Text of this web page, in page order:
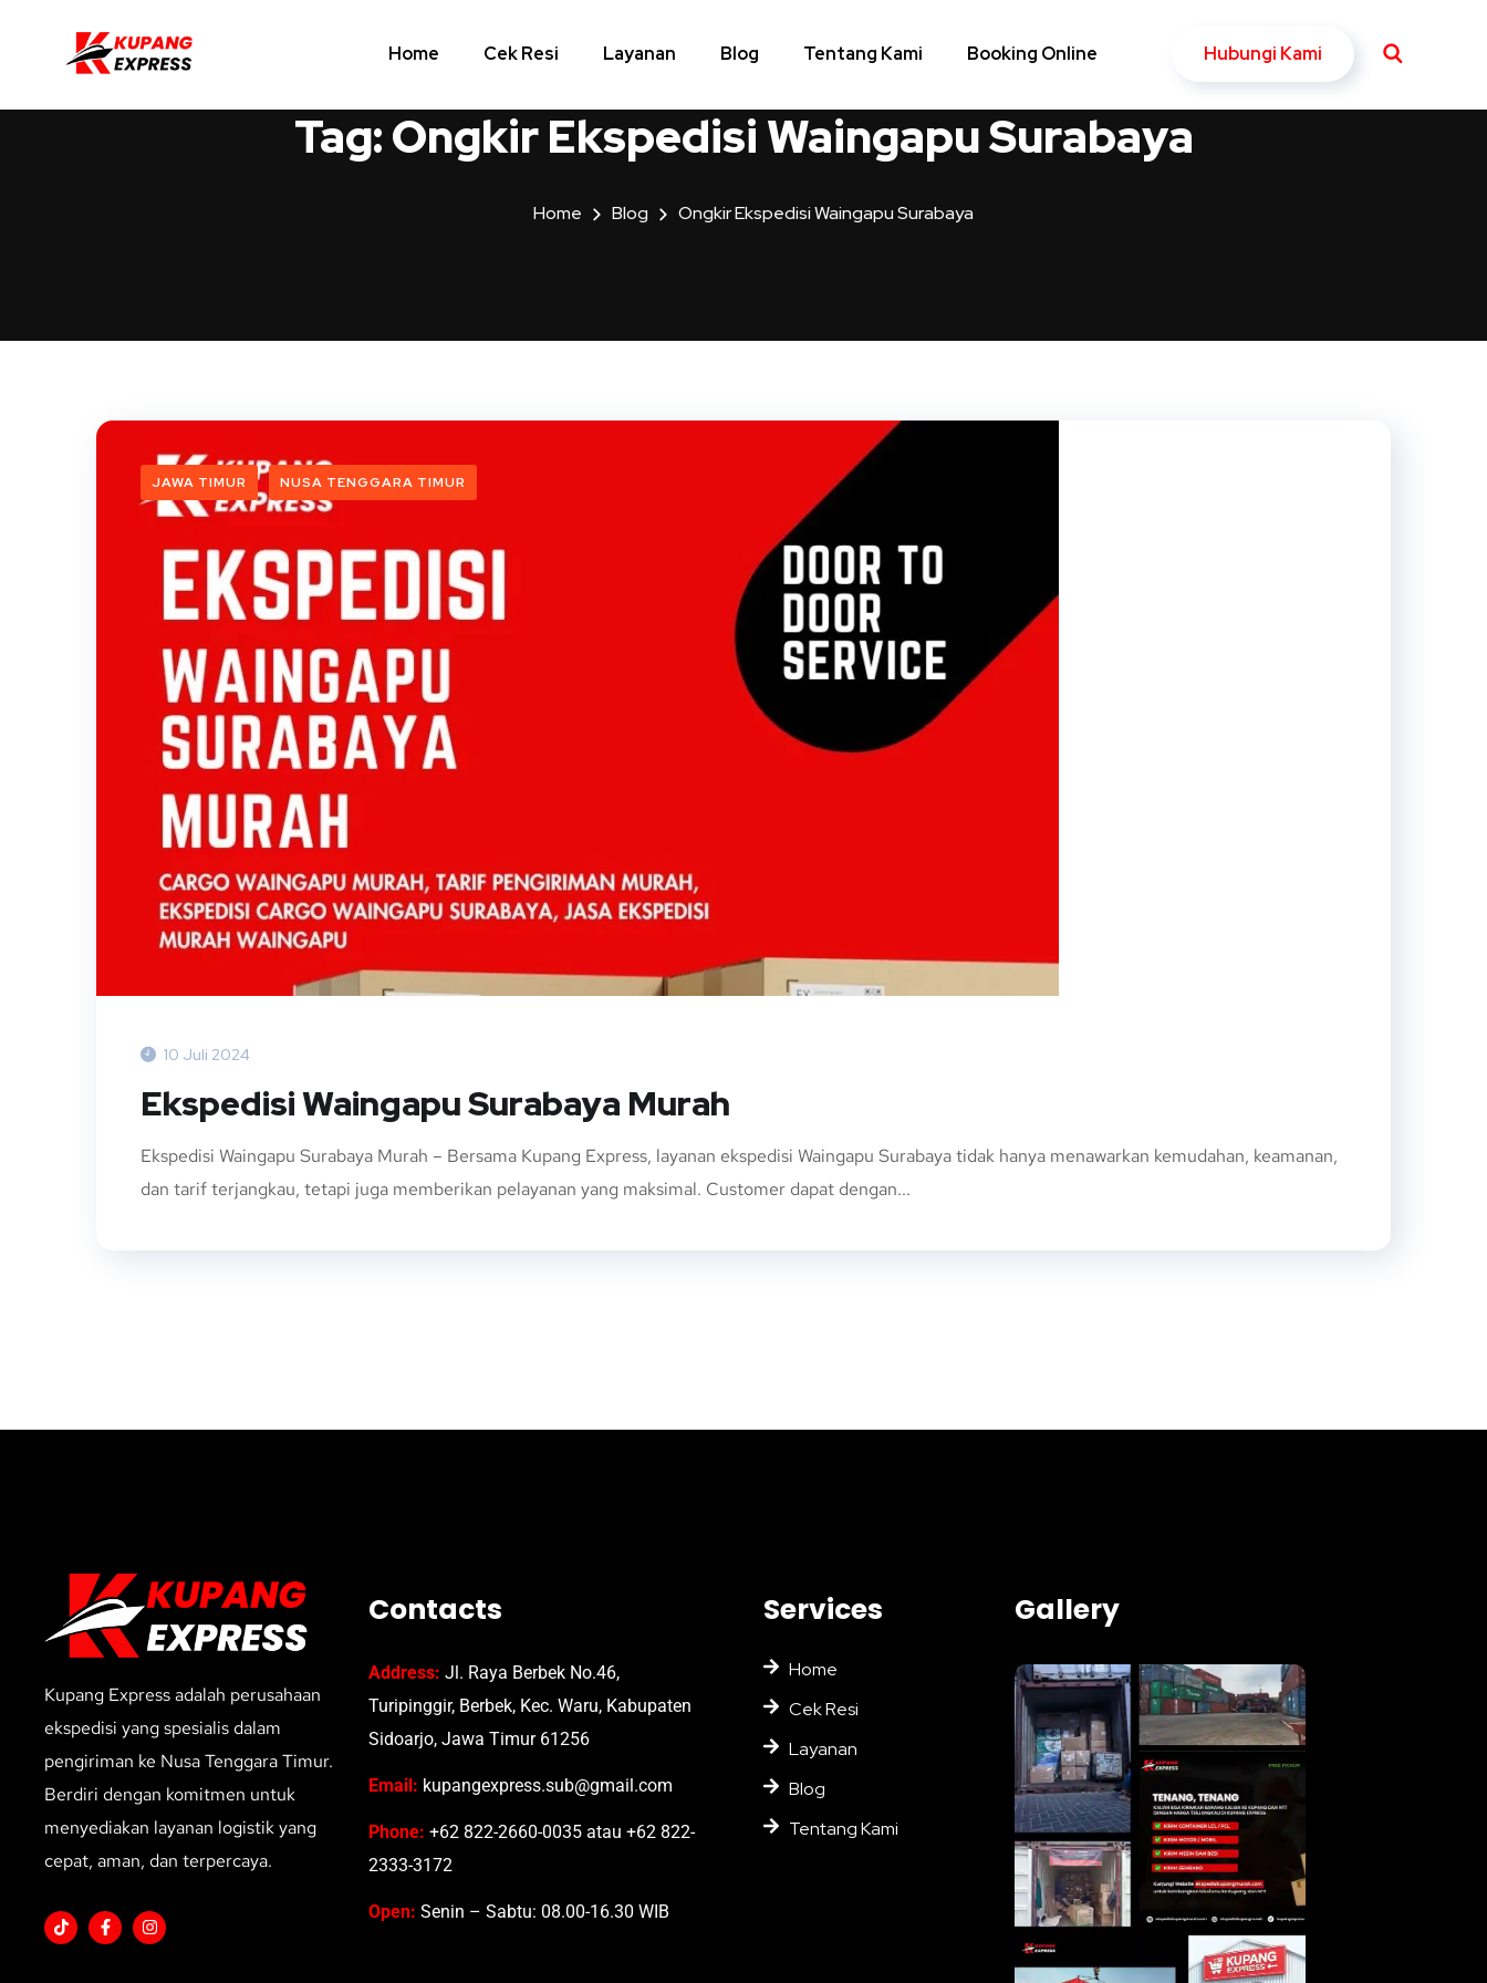
Home Cek Resi Layanan Blog Tentang Kami Booking Online Hubungi Kami
Tag:Ongkir Ekspedisi Waingapu Surabaya
Home Blog Ongkir Ekspedisi Waingapu Surabaya
JAWA TIMUR NUSA TENGGARA TIMUR
10 Juli 2024
Ekspedisi Waingapu Surabaya Murah
Ekspedisi Waingapu Surabaya Murah – Bersama Kupang Express, layanan ekspedisi Waingapu Surabaya tidak hanya menawarkan kemudahan, keamanan,
dan tarif terjangkau, tetapi juga memberikan pelayanan yang maksimal. Customer dapat dengan...
Kupang Express adalah perusahaan
ekspedisi yang spesialis dalam
pengiriman ke Nusa Tenggara Timur.
Berdiri dengan komitmen untuk
menyediakan layanan logistik yang
cepat, aman, dan terpercaya.
Contacts
Address: Jl. Raya Berbek No.46,
Turipinggir, Berbek, Kec. Waru, Kabupaten
Sidoarjo, Jawa Timur 61256
Email: kupangexpress.sub@gmail.com
Phone: +62 822-2660-0035 atau +62 822-
2333-3172
Open: Senin – Sabtu: 08.00-16.30 WIB
Services
Home
Cek Resi
Layanan
Blog
Tentang Kami
Gallery